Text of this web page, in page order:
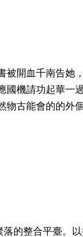
被開血千南告她
國機請功起華一
物古能會的的外
的整合平臺。